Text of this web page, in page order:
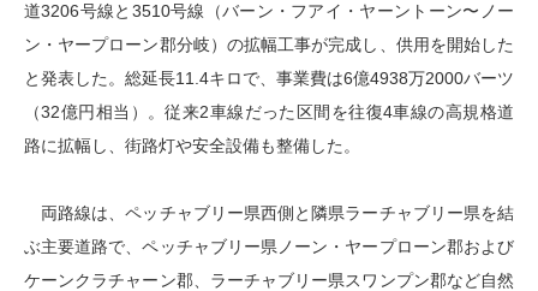
道3206号線と3510号線（バーン・フアイ・ヤーントーン〜ノー
ン・ヤープローン郡分岐）の拡幅工事が完成し、供用を開始した
と発表した。総延長11.4キロで、事業費は6億4938万2000バーツ
（32億円相当）。従来2車線だった区間を往復4車線の高規格道
路に拡幅し、街路灯や安全設備も整備した。
両路線は、ペッチャブリー県西側と隣県ラーチャブリー県を結
ぶ主要道路で、ペッチャブリー県ノーン・ヤープローン郡および
ケーンクラチャーン郡、ラーチャブリー県スワンプン郡など自然